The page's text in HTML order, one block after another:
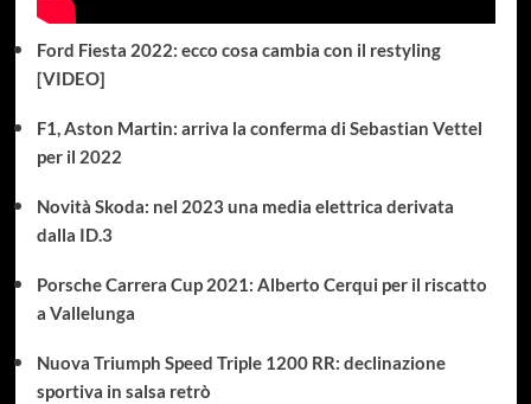
Ford Fiesta 2022: ecco cosa cambia con il restyling
[VIDEO]
F1, Aston Martin: arriva la conferma di Sebastian Vettel
per il 2022
Novità Skoda: nel 2023 una media elettrica derivata
dalla ID.3
Porsche Carrera Cup 2021: Alberto Cerqui per il riscatto
a Vallelunga
Nuova Triumph Speed Triple 1200 RR: declinazione
sportiva in salsa retrò